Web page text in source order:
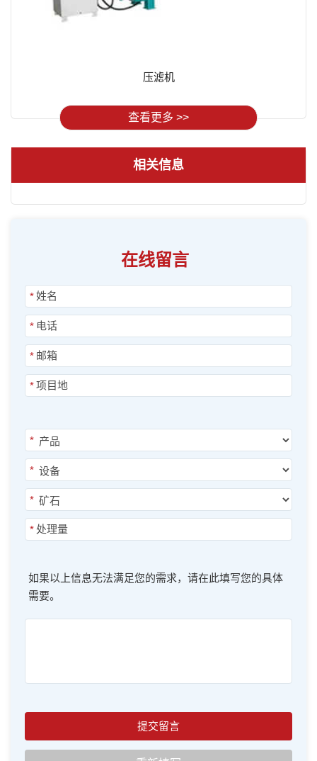
压滤机
查看更多 >>
相关信息
在线留言
*
*
*
*
*
*
*
*
如果以上信息无法满足您的需求，请在此填写您的具体
需要。